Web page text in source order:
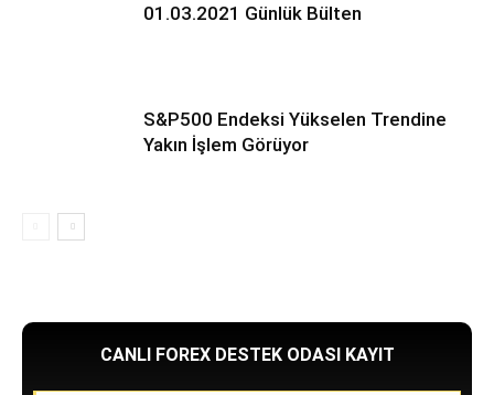
01.03.2021 Günlük Bülten
S&P500 Endeksi Yükselen Trendine
Yakın İşlem Görüyor
CANLI FOREX DESTEK ODASI KAYIT